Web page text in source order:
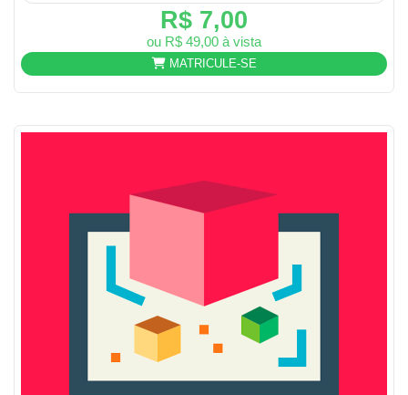
R$ 7,00
ou R$ 49,00 à vista
MATRICULE-SE